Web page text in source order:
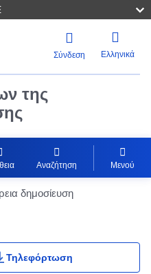
Σύνδεση Ελληνικά
της
Αναζήτηση Μενού
δημοσίευση
Portlet
Τηλεφόρτωση